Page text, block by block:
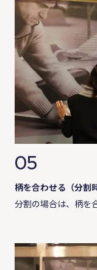
05
柄を合わせる（分割
分割の場合は、柄を